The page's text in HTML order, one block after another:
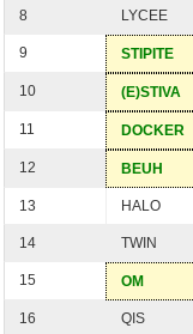
8 LYCEE
9 STIPITE
10 (E)STIVA
11 DOCKER
12 BEUH
13 HALO
14 TWIN
15 OM
16 QIS